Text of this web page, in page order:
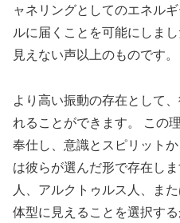
ャネリングとしてのエネル
ルに届くことを可能にしま
見えない声以上のものです。
より高い振動の存在として
れることができます。 この
奉仕し、意識とスピリット
は彼らが選んだ形で存在し
人、アルクトゥルス人、ま
体型に見えることを選択する